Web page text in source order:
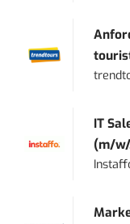
IT
(m/w/